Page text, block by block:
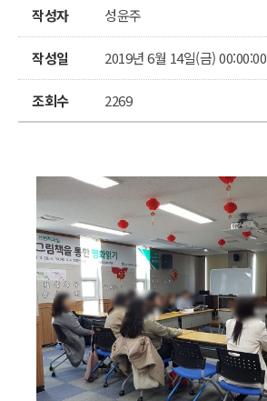
작성자 성윤주
작성일 2019년 6월 14일(금) 00:00:00
조회수 2269